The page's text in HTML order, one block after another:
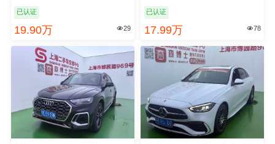
已认证
19.90万 29
已认证
17.99万 78